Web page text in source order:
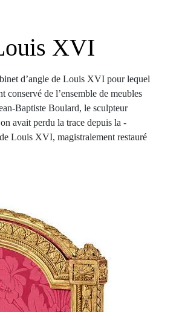
XVI
d’angle de Louis XVI pour lequel
conservé de l’ensemble de meubles
Baptiste Boulard, le sculpteur
avait perdu la trace depuis la
Louis XVI, magistralement restauré